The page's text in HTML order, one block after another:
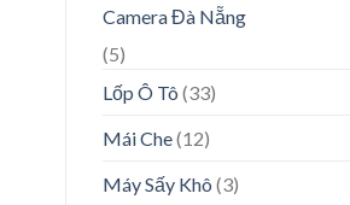
Camera Đà Nẵng
(5)
Lốp Ô Tô (33)
Mái Che(12)
Máy Sấy Khô (3)